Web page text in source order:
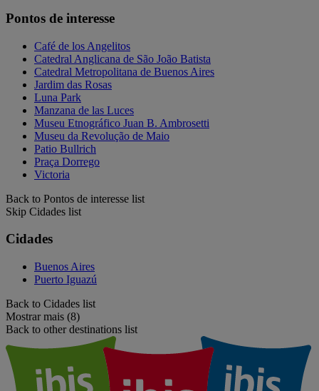
Pontos de interesse
Café de los Angelitos
Catedral Anglicana de São João Batista
Catedral Metropolitana de Buenos Aires
Jardim das Rosas
Luna Park
Manzana de las Luces
Museu Etnográfico Juan B. Ambrosetti
Museu da Revolução de Maio
Patio Bullrich
Praça Dorrego
Victoria
Back to Pontos de interesse list
Skip Cidades list
Cidades
Buenos Aires
Puerto Iguazú
Back to Cidades list
Mostrar mais (8)
Back to other destinations list